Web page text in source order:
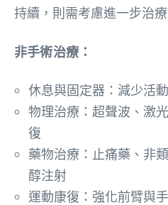
持續，則需考慮進一步治療
非手術治療：
休息與固定器：減少活
物理治療：超聲波、激
復
藥物治療：止痛藥、非
醇注射
運動康復：強化前臂與